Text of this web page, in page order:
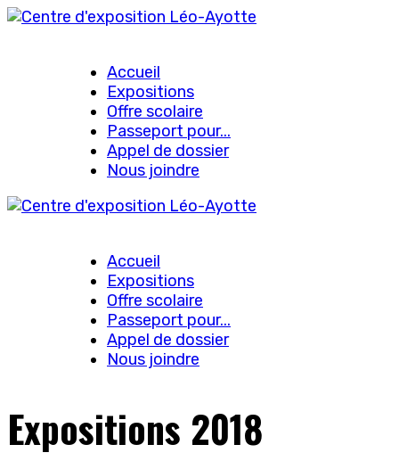
Accueil
Expositions
Offre scolaire
Passeport pour...
Appel de dossier
Nous joindre
Accueil
Expositions
Offre scolaire
Passeport pour...
Appel de dossier
Nous joindre
Expositions 2018